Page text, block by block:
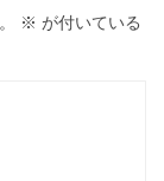
※ が付いている